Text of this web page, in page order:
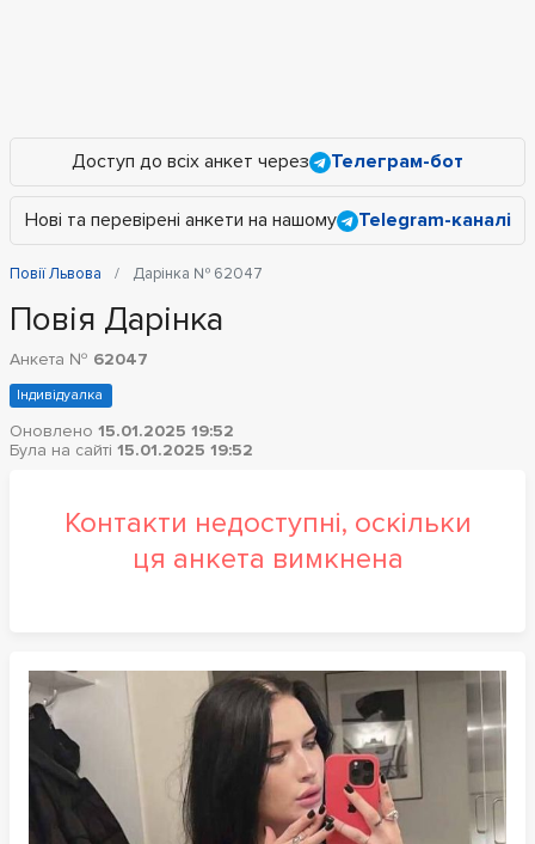
Доступ до всіх анкет через Телеграм-бот
Нові та перевірені анкети на нашому Telegram-каналі
Повії Львова Дарінка № 62047
Повія Дарінка
Анкета № 62047
Індивідуалка
Оновлено 15.01.2025 19:52
Була на сайті 15.01.2025 19:52
Контакти недоступні, оскільки
ця анкета вимкнена